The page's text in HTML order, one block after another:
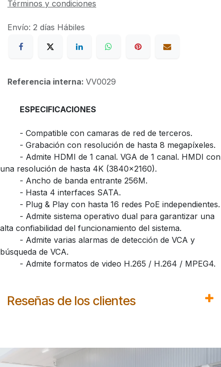
Términos y condiciones
Envío: 2 días Hábiles
Referencia interna: VV0029
​ESPECIFICACIONES
​- Compatible con camaras de red de terceros.
​- Grabación con resolución de hasta 8 megapíxeles.
​- Admite HDMI de 1 canal. VGA de 1 canal. HMDI con
una resolución de hasta 4K (3840x2160).
​- Ancho de banda entrante 256M.
​- Hasta 4 interfaces SATA.
​- Plug & Play con hasta 16 redes PoE independientes.
​- Admite sistema operativo dual para garantizar una
alta confiabilidad del funcionamiento del sistema.
​- Admite varias alarmas de detección de VCA y
búsqueda de VCA.
​- Admite formatos de video H.265 / H.264 / MPEG4.
Reseñas de los clientes